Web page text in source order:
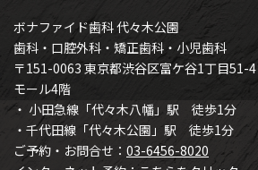
ボナファイド歯科 代々木公園
歯科・口腔外科・矯正歯科・小児歯科
〒151-0063 東京都渋谷区富ケ谷1丁目51-
モール4階
・ 小田急線「代々木八幡」駅 徒歩1分
・千代田線「代々木公園」駅 徒歩1分
ご予約・お問合せ： 03-6456-8020